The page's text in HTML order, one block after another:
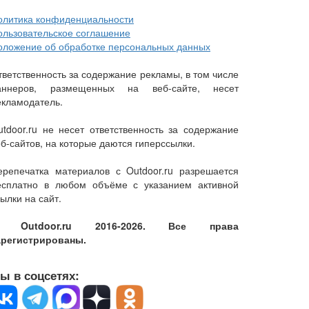
конфиденциальности
соглашение
об обработке персональных данных
за содержание рекламы, в том числе
размещенных на веб-сайте, несет
не несет ответственность за содержание
сайтов, на которые даются гиперссылки.
материалов с Outdoor.ru разрешается
в любом объёме с указанием активной
на сайт.
Outdoor.ru 2016-2026. Все права
в соцсетях: